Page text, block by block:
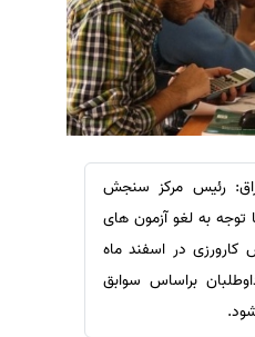
رئیس مرکز سنجش
به لغو آزمون های
در اسفند ماه
براساس سوابق